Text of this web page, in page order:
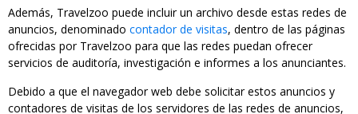
Además, Travelzoo puede incluir un archivo desde estas redes de
anuncios, denominado contador de visitas, dentro de las páginas
ofrecidas por Travelzoo para que las redes puedan ofrecer
servicios de auditoría, investigación e informes a los anunciantes.
Debido a que el navegador web debe solicitar estos anuncios y
contadores de visitas de los servidores de las redes de anuncios,